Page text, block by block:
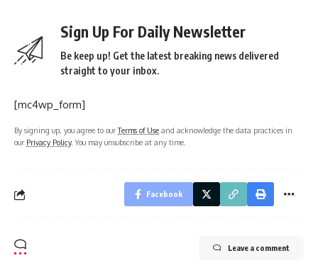
Sign Up For Daily Newsletter
Be keep up! Get the latest breaking news delivered
straight to your inbox.
[mc4wp_form]
By signing up, you agree to ourTerms of Use and acknowledge the data practices in
our Privacy Policy. You may unsubscribe at any time.
Facebook
Leave a comment